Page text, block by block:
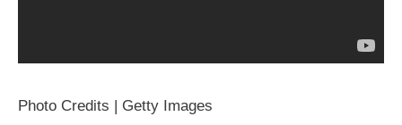
Photo Credits | Getty Images